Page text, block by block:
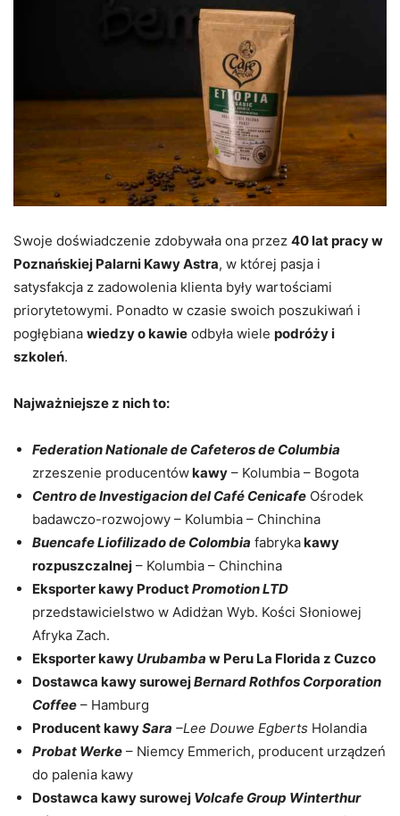
Swoje doświadczenie zdobywała ona przez 40 lat pracy w
Poznańskiej Palarni Kawy Astra, w której pasja i
satysfakcja z zadowolenia klienta były wartościami
priorytetowymi. Ponadto w czasie swoich poszukiwań i
pogłębiana wiedzy o kawie odbyła wiele podróży i
szkoleń.
Najważniejsze z nich to:
Federation Nationale de Cafeteros de Columbia
zrzeszenie producentówkawy – Kolumbia – Bogota
Centro de Investigacion del Café Cenicafe Ośrodek
badawczo-rozwojowy – Kolumbia – Chinchina
Buencafe Liofilizado de Colombia fabrykakawy
rozpuszczalnej – Kolumbia – Chinchina
Eksporter kawy ProductPromotion LTD
przedstawicielstwo w Adidżan Wyb. Kości Słoniowej
Afryka Zach.
Eksporter kawy Urubamba w Peru La Florida z Cuzco
Dostawca kawy surowejBernard Rothfos Corporation
Coffee – Hamburg
Producent kawySara –Lee Douwe Egberts Holandia
Probat Werke – Niemcy Emmerich, producent urządzeń
do palenia kawy
Dostawca kawy surowej Volcafe Group Winterthur